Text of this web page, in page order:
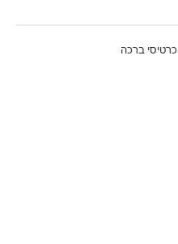
כרטיסי ברכה